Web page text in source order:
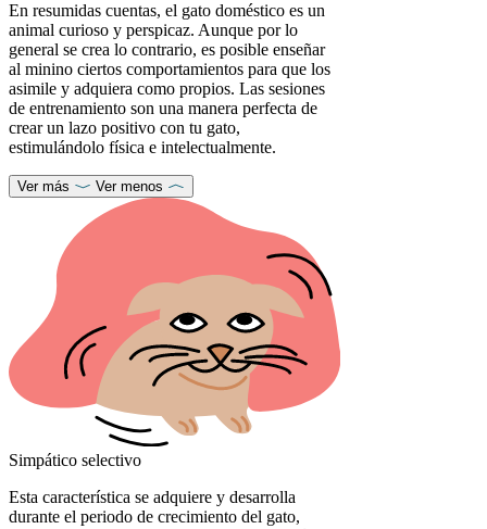
En resumidas cuentas, el gato doméstico es un
animal curioso y perspicaz. Aunque por lo
general se crea lo contrario, es posible enseñar
al minino ciertos comportamientos para que los
asimile y adquiera como propios. Las sesiones
de entrenamiento son una manera perfecta de
crear un lazo positivo con tu gato,
estimulándolo física e intelectualmente.
Ver más Ver menos
Simpático selectivo
Esta característica se adquiere y desarrolla
durante el periodo de crecimiento del gato,